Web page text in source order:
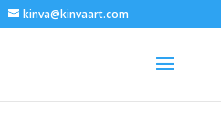
kinva@kinvaart.com